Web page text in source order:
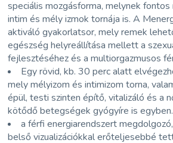
speciális mozgásforma, melynek
intim és mély izmok tornája is. A
aktiváló gyakorlatsor, mely remek
egészség helyreállítása mellett a
fejlesztéséhez és a multiorgazmusos
Egy rövid, kb. 30 perc alatt
mely mélyizom és intimizom torna,
épül, testi szinten építő, vitalizáló és a
kötődő betegségek gyógyíre is egyben.
a férfi energiarendszert
belső vizualizációkkal erőteljesebbé